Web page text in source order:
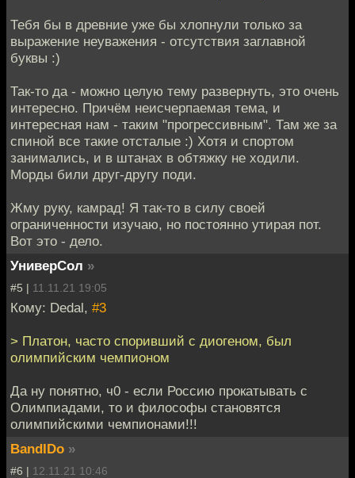
Тебя бы в древние уже бы хлопнули только за
выражение неуважения - отсутствия заглавной
буквы :)
Так-то да - можно целую тему развернуть, это очень
интересно. Причём неисчерпаемая тема, и
интересная нам - таким "прогрессивным". Там же за
спиной все такие отсталые :) Хотя и спортом
занимались, и в штанах в обтяжку не ходили.
Морды били друг-другу поди.
Жму руку, камрад! Я так-то в силу своей
ограниченности изучаю, но постоянно утирая пот.
Вот это - дело.
УниверСол »
#5 | 11.11.21 19:05
Кому: Dedal, #3
> Платон, часто споривший с диогеном, был
олимпийским чемпионом
Да ну понятно, ч0 - если Россию прокатывать с
Олимпиадами, то и философы становятся
олимпийскими чемпионами!!!
BandIDo »
#6 | 12.11.21 10:46